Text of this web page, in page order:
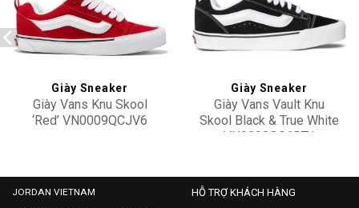
Add to
wishlist
Giày Sneaker
Giày Vans Knu Skool
‘Red’ VN0009QCJV6
Add to
wishlist
Giày Sneaker
Giày Vans Vault Knu
Skool Black & True White
VN0009QC6BT1
JORDAN VIETNAM HỖ TRỢ KHÁCH HÀNG